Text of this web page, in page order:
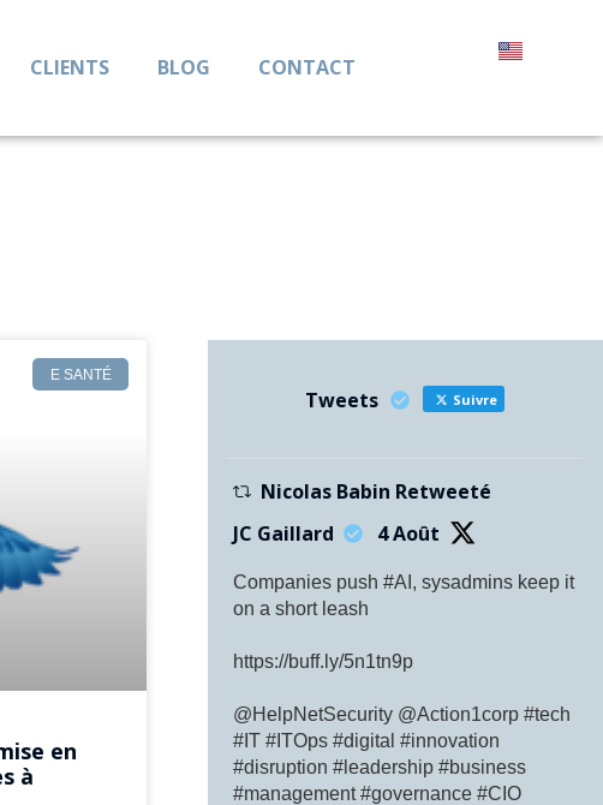
CLIENTS BLOG CONTACT
E SANTÉ
en
à
Tweets Suivre
Nicolas Babin Retweeté
JC Gaillard
4 Août
Companies push #AI, sysadmins keep it
on a short leash
https://buff.ly/5n1tn9p
@HelpNetSecurity @Action1corp #tech
#IT #ITOps #digital #innovation
#disruption #leadership #business
#management #governance #CIO